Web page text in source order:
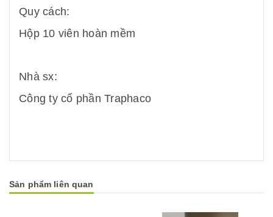
Quy cách:
Hộp 10 viên hoàn mềm
Nhà sx:
Công ty cổ phần Traphaco
Sản phẩm liên quan